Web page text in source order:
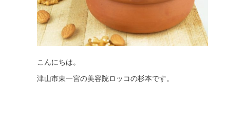
こんにちは。
津山市東一宮の美容院ロッコの杉本です。